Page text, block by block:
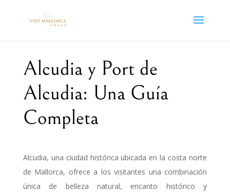
Alcudia y Port de
Alcudia: Una Guía
Completa
Alcudia, una ciudad histórica ubicada en la costa norte
de Mallorca, ofrece a los visitantes una combinación
única de belleza natural, encanto histórico y